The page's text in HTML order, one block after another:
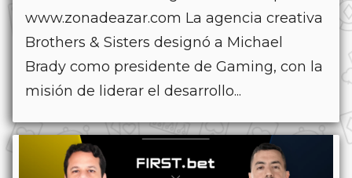
www.zonadeazar.com La agencia creativa
Brothers & Sisters designó a Michael
Brady como presidente de Gaming, con la
misión de liderar el desarrollo...